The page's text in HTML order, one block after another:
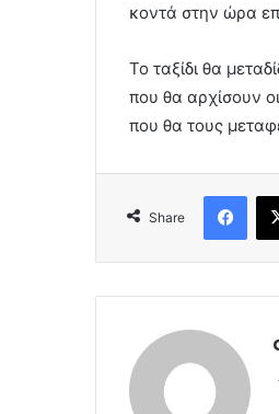
κοντά στην ώρα
Το ταξίδι θα
που θα αρχίσουν
που θα τους
Share